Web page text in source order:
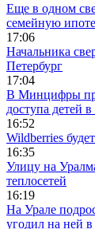
Еще в одном
семейную
17:06
Начальника
Петербург
17:04
В Минцифры
доступа детей в
16:52
Wildberries
16:35
Улицу на
теплосетей
16:19
На Урале
угодил на ней